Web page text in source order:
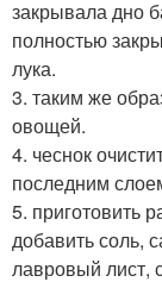
закрывала дно
полностью
лука.
3. таким же
овощей.
4. чеснок
последним
5. приготовить
добавить соль,
лавровый лист,